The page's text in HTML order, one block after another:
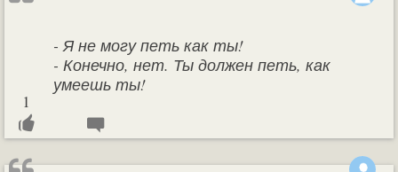
- Я не могу петь как ты!
- Конечно, нет. Ты должен петь, как
умеешь ты!
1